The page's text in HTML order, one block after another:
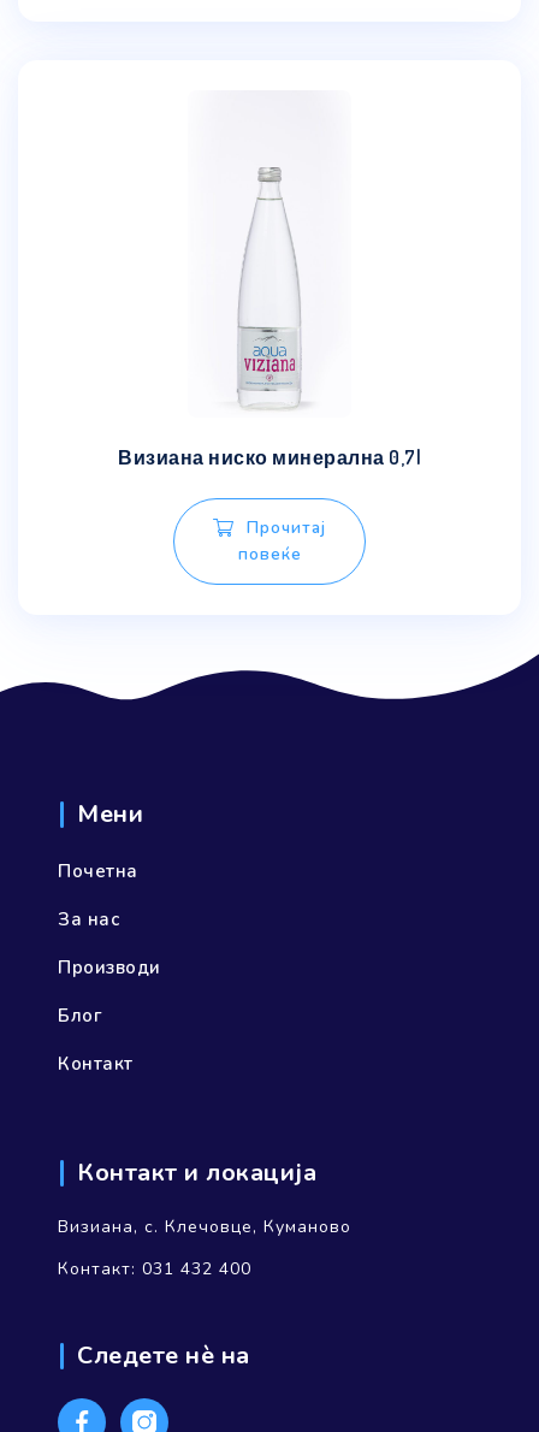
Визиана ниско минерална 0,7l
Прочитај
повеќе
Мени
Почетна
За нас
Производи
Блог
Контакт
Контакт и локација
Визиана, с. Клечовце, Куманово
Контакт: 031 432 400
Следете нѐ на
FacebookInstagram